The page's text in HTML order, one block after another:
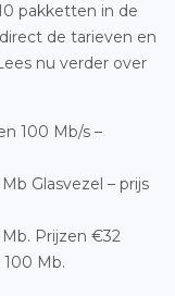
pakketten in de
de tarieven en
nu verder over
100 Mb/s –
Glasvezel – prijs
Prijzen €32
Mb.